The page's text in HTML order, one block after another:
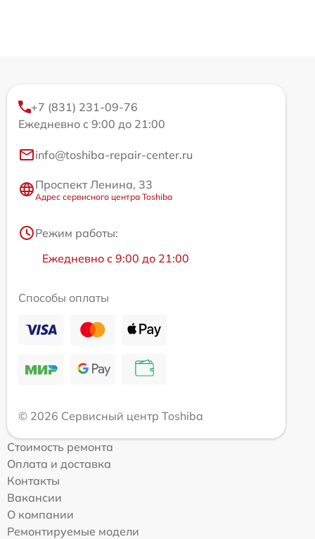
+7 (831) 231-09-76
Ежедневно с 9:00 до 21:00
info@toshiba-repair-center.ru
Проспект Ленина, 33
Адрес сервисного центра Toshiba
Режим работы:
Ежедневно с 9:00 до 21:00
Способы оплаты
© 2026 Сервисный центр Toshiba
Стоимость ремонта
Оплата и доставка
Контакты
Вакансии
О компании
Ремонтируемые модели